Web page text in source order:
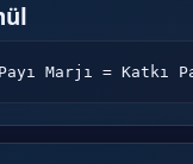
Marjı = Katkı